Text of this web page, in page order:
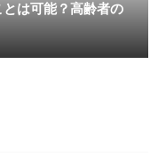
は可能？高齢者の